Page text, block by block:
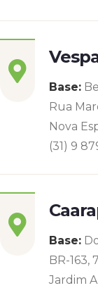
Base:
Rua
Nova
(31) 9
Base:
BR-163,
Jardim